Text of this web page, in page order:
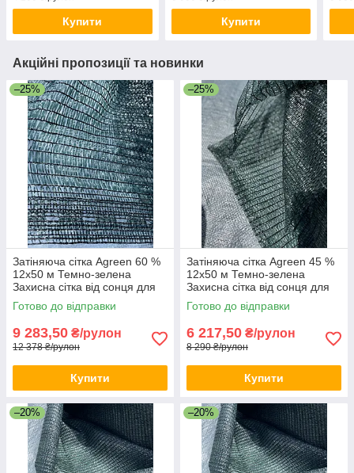
Купити Купити
Акційні пропозиції та новинки
–25%
Затіняюча сітка Agreen 60 %
12х50 м Темно-зелена
Захисна сітка від сонця для
теплиці Притінкова сітка
Готово до відправки
9 283,50 ₴/рулон
12 378 ₴/рулон
Купити
–25%
Затіняюча сітка Agreen 45 %
12х50 м Темно-зелена
Захисна сітка від сонця для
рослин Притіняюча сітка
Готово до відправки
6 217,50 ₴/рулон
8 290 ₴/рулон
Купити
–20% –20%